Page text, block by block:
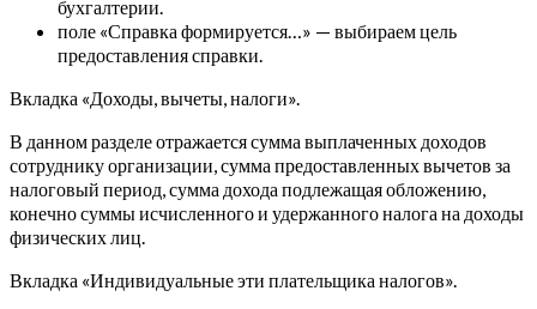
бухгалтерии.
поле «Справка формируется…» — выбираем цель
предоставления справки.
Вкладка «Доходы, вычеты, налоги».
В данном разделе отражается сумма выплаченных доходов
сотруднику организации, сумма предоставленных вычетов за
налоговый период, сумма дохода подлежащая обложению,
конечно суммы исчисленного и удержанного налога на доходы
физических лиц.
Вкладка «Индивидуальные эти плательщика налогов».